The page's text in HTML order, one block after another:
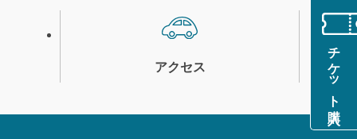
アクセス チケット購入